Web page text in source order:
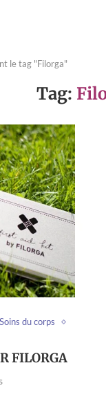
le tag "Filorga"
Tag:
Soins du corps
FILORGA